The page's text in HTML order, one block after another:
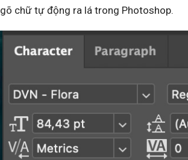
gõ chữ tự động ra lá trong Photoshop.